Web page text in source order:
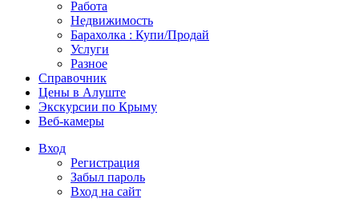
Работа
Недвижимость
Барахолка : Купи/Продай
Услуги
Разное
Справочник
Цены в Алуште
Экскурсии по Крыму
Веб-камеры
Вход
Регистрация
Забыл пароль
Вход на сайт